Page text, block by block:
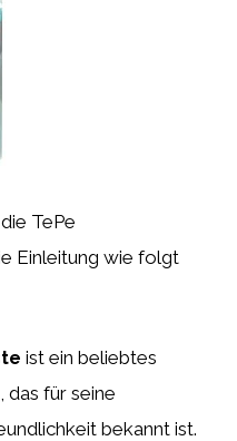
TePe
Einleitung wie folgt
ist ein beliebtes
das für seine
bekannt ist.